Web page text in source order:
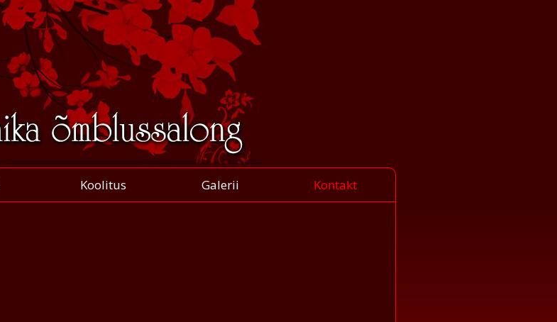
Koolitus Galerii Kontakt